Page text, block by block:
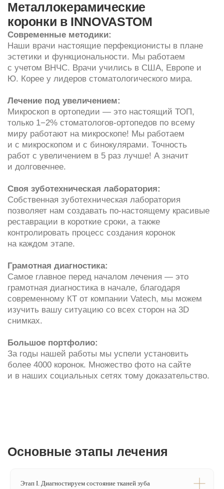
Микроскоп в ортопедии — это настоящий ТОП,
только 1−2% стоматологов-ортопедов по всему
миру работают на микроскопе! Мы работаем
и с микроскопом и с бинокулярами. Точность
работ с увеличением в 5 раз лучше! А значит
и долговечнее.
Своя зуботехническая лаборатория:
Собственная зуботехническая лаборатория
реставрации в короткие сроки, а также
контролировать процесс создания коронок
на каждом этапе.
Грамотная диагностика:
Самое главное перед началом лечения — это
грамотная диагностика в начале, благодаря
современному КТ от компании Vatech, мы можем
изучить вашу ситуацию со всех сторон на 3D
Большое портфолио:
За годы нашей работы мы успели установить
более 4000 коронок. Множество фото на сайте
и в наших социальных сетях тому доказательство.
Основные этапы лечения
Этап I. Диагностируем состояние тканей зуба